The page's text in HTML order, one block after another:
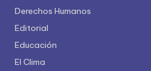
Derechos Humanos
Editorial
Educación
El Clima